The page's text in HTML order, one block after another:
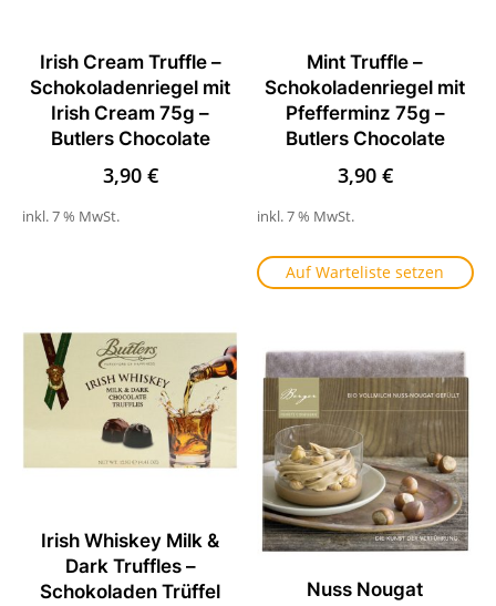
Irish Cream Truffle –
Schokoladenriegel mit
Irish Cream 75g –
Butlers Chocolate
3,90 €
inkl. 7 % MwSt.
Mint Truffle –
Schokoladenriegel mit
Pfefferminz 75g –
Butlers Chocolate
3,90 €
inkl. 7 % MwSt.
Auf Warteliste setzen
Irish Whiskey Milk &
Dark Truffles –
Schokoladen Trüffel
Nuss Nougat